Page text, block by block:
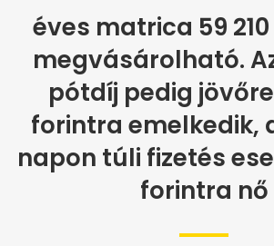
éves matrica 59
megvásárolható.
pótdíj pedig
forintra emelkedik,
napon túli fizetés
forintra nő